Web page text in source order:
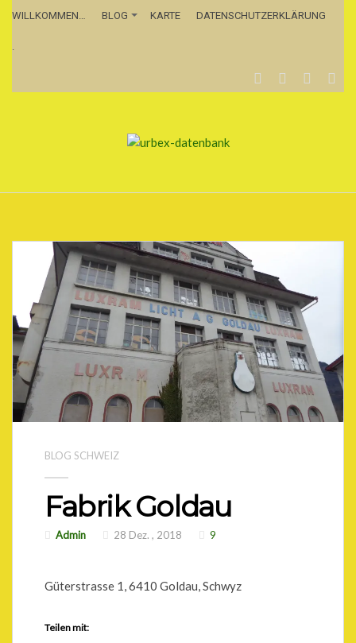
WILLKOMMEN… BLOG KARTE DATENSCHUTZERKLÄRUNG
.
BLOG SCHWEIZ
Fabrik Goldau
Admin 28 Dez. , 2018 9
Güterstrasse 1, 6410 Goldau, Schwyz
Teilen mit: